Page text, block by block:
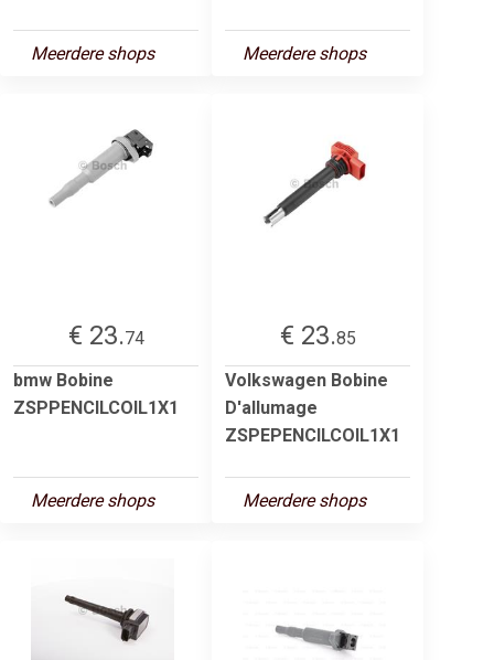
Meerdere shops Meerdere shops
€ 23.74
bmw Bobine
ZSPPENCILCOIL1X1
Meerdere shops
€ 23.85
Volkswagen Bobine
D'allumage
ZSPEPENCILCOIL1X1
Meerdere shops